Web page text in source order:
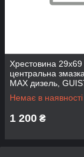
Хрестовина 29x69
центральна
MAX дизель,
(CMRR)
Немає в наявності
1 200 ₴